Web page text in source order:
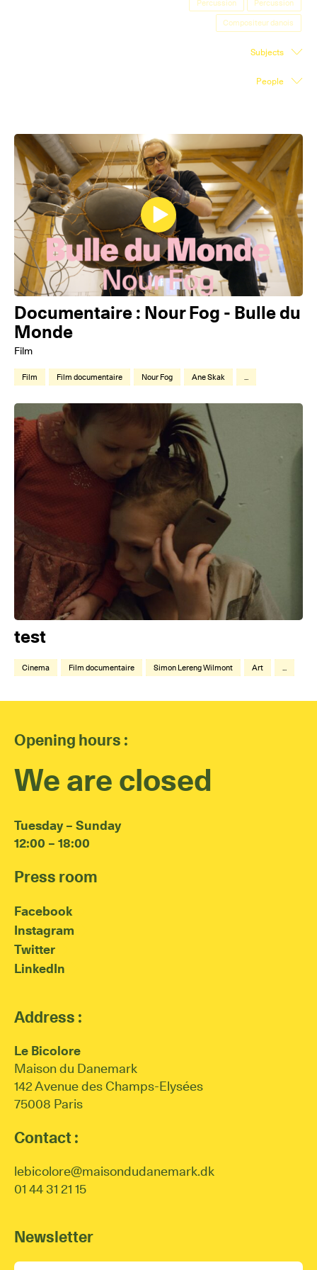
Fr
Percussion
Percussion
Compositeur danois
Subjects
People
Documentaire : Nour Fog - Bulle du
Monde
Film
Film Film documentaire Nour Fog Ane Skak ...
test
Cinema Film documentaire Simon Lereng Wilmont Art ...
Opening hours :
We are closed
Tuesday – Sunday
12:00 – 18:00
Press room
Facebook
Instagram
Twitter
LinkedIn
Address :
Le Bicolore
Maison du Danemark
142 Avenue des Champs-Elysées
75008 Paris
Contact :
lebicolore@maisondudanemark.dk
01 44 31 21 15
Newsletter